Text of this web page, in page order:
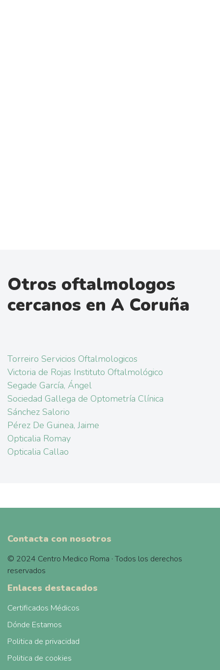
Otros oftalmologos
cercanos en A Coruña
Torreiro Servicios Oftalmologicos
Victoria de Rojas Instituto Oftalmológico
Segade García, Ángel
Sociedad Gallega de Optometría Clínica
Sánchez Salorio
Pérez De Guinea, Jaime
Opticalia Romay
Opticalia Callao
Contacta con nosotros
© 2024 Centro Medico Roma · Todos los derechos
reservados
Enlaces destacados
Certificados Médicos
Dónde Estamos
Politica de privacidad
Politica de cookies